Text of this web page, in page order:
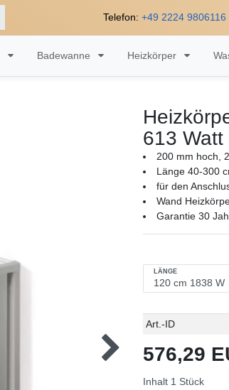
Telefon: +49 2224 9806116
Badewanne Heizkörper
613 Watt
200 mm hoch,
Länge 40-300
für den
Wand
Garantie 30
LÄNGE
Technisches
Wert
Art.-ID
576,29
Inhalt 1 Stück